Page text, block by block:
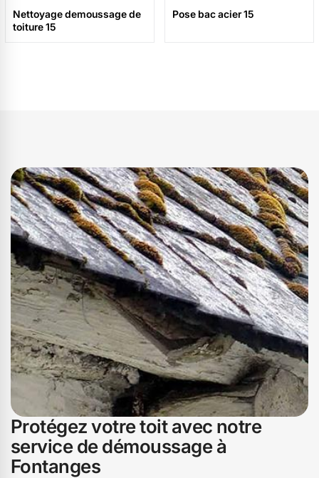
Nettoyage demoussage de
toiture 15
Pose bac acier 15
Protégez votre toit avec notre
service de démoussage à
Fontanges